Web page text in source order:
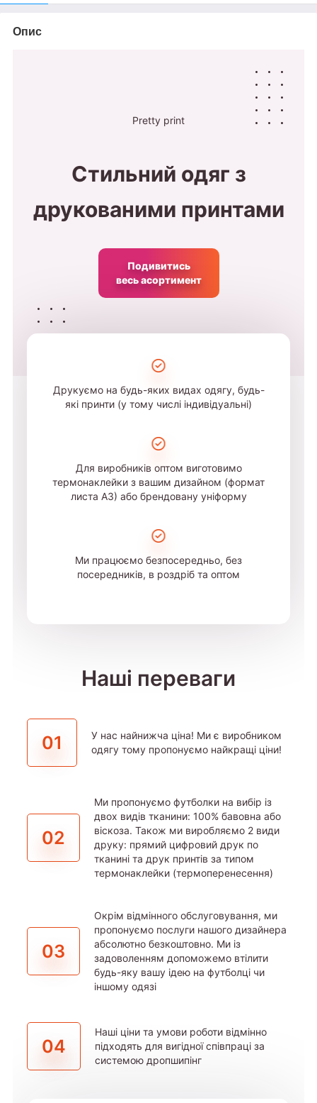
Опис
Pretty print
Стильний одяг з
друкованими принтами
Подивитись
весь асортимент
Друкуємо на будь-яких видах одягу, будь-
які принти (у тому числі індивідуальні)
Для виробників оптом виготовимо
термонаклейки з вашим дизайном (формат
листа А3) або брендовану уніформу
Ми працюємо безпосередньо, без
посередників, в роздріб та оптом
Наші переваги
01
У нас найнижча ціна! Ми є виробником
одягу тому пропонуємо найкращі ціни!
02
Ми пропонуємо футболки на вибір із
двох видів тканини: 100% бавовна або
віскоза. Також ми виробляємо 2 види
друку: прямий цифровий друк по
тканині та друк принтів за типом
термонаклейки (термоперенесення)
03
Окрім відмінного обслуговування, ми
пропонуємо послуги нашого дизайнера
абсолютно безкоштовно. Ми із
задоволенням допоможемо втілити
будь-яку вашу ідею на футболці чи
іншому одязі
04
Наші ціни та умови роботи відмінно
підходять для вигідної співпраці за
системою дропшипінг